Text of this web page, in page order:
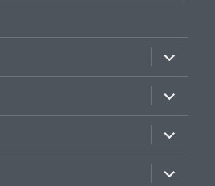
Zobrazit
položky
Zobrazit
položky
Zobrazit
položky
Zobrazit